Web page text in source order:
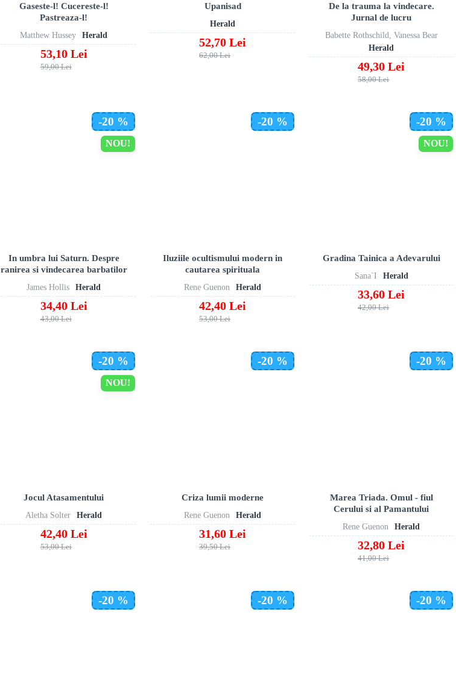
Matthew Hussey Herald
Gaseste-l! Cucereste-l!
Pastreaza-l!
53,10 Lei
59,00 Lei
Herald
Upanisad
52,70 Lei
62,00 Lei
Babette Rothschild, Vanessa Bear
Herald
De la trauma la vindecare.
Jurnal de lucru
49,30 Lei
58,00 Lei
NOU!
-20 %
James Hollis Herald
In umbra lui Saturn. Despre
ranirea si vindecarea barbatilor
34,40 Lei
43,00 Lei
-20 %
Rene Guenon Herald
Iluziile ocultismului modern in
cautarea spirituala
42,40 Lei
53,00 Lei
NOU!
-20 %
Sana`I Herald
Gradina Tainica a Adevarului
33,60 Lei
42,00 Lei
NOU!
-20 %
Aletha Solter Herald
Jocul Atasamentului
42,40 Lei
53,00 Lei
-20 %
Rene Guenon Herald
Criza lumii moderne
31,60 Lei
39,50 Lei
-20 %
Rene Guenon Herald
Marea Triada. Omul - fiul
Cerului si al Pamantului
32,80 Lei
41,00 Lei
-20 % -20 % -20 %